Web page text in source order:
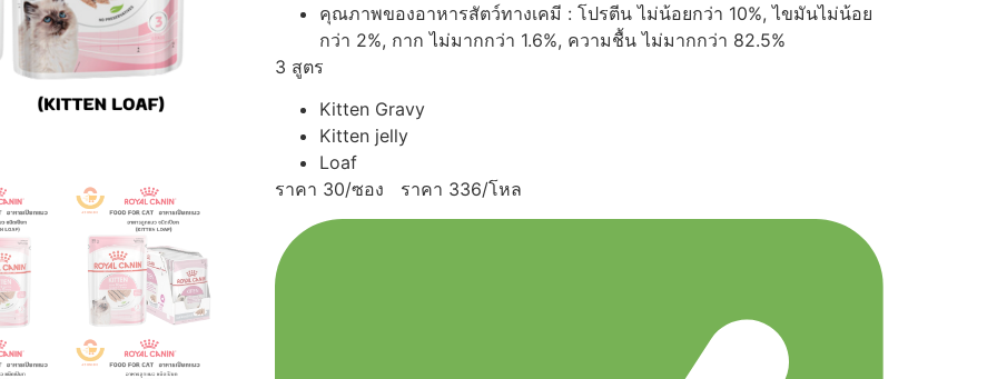
คุณภาพของอาหารสัตว์ทางเคมี : โปรตีน ไม่น้อยกว่า 10%, ไขมันไม่น้อย
กว่า 2%, กาก ไม่มากกว่า 1.6%, ความชื้น ไม่มากกว่า 82.5%
3 สูตร
Kitten Gravy
Kitten jelly
Loaf
ราคา 30/ซอง ราคา 336/โหล